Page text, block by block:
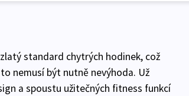
standard chytrých hodinek, což
nemusí být nutně nevýhoda. Už
a spoustu užitečných fitness funkcí